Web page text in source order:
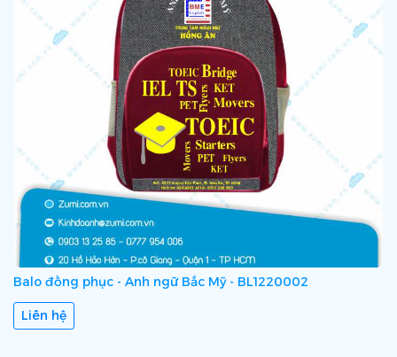
Balo đồng phục - Anh ngữ Bắc Mỹ - BL1220002
Liên hệ